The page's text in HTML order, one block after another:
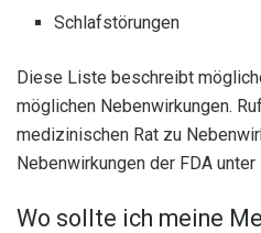
Schlafstörungen
Diese Liste beschreibt
möglichen Nebenwirkungen.
medizinischen Rat zu
Nebenwirkungen der FDA
Wo sollte ich meine